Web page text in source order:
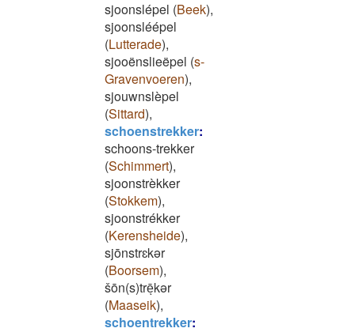
sjoonslépel (Beek),
sjoonsléépel
(Lutterade),
sjooënslieëpel (s-
Gravenvoeren),
sjouwnslèpel
(Sittard),
schoenstrekker:
schoons-trekker
(Schimmert),
sjoonstrèkker
(Stokkem),
sjoonstrékker
(Kerensheide),
sjōnstrɛkər
(Boorsem),
šōn(s)trēͅkər
(Maaseik),
schoentrekker: